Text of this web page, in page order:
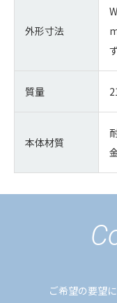
外形寸法
質量
本体材質
ご希望の要望